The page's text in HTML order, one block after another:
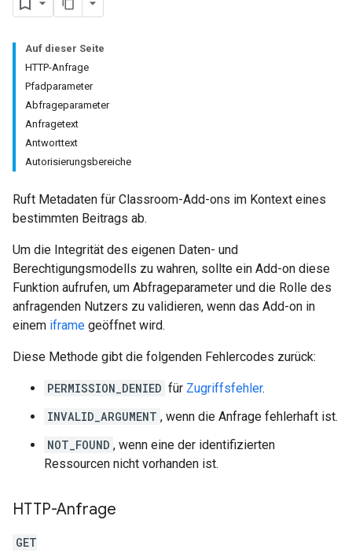
Auf dieser Seite
HTTP-Anfrage
Pfadparameter
Abfrageparameter
Anfragetext
Antworttext
Autorisierungsbereiche
Ruft Metadaten für Classroom-Add-ons im Kontext eines
bestimmten Beitrags ab.
Um die Integrität des eigenen Daten- und
Berechtigungsmodells zu wahren, sollte ein Add-on diese
Funktion aufrufen, um Abfrageparameter und die Rolle des
anfragenden Nutzers zu validieren, wenn das Add-on in
einem iframe geöffnet wird.
Diese Methode gibt die folgenden Fehlercodes zurück:
PERMISSION_DENIED für Zugriffsfehler.
INVALID_ARGUMENT , wenn die Anfrage fehlerhaft ist.
NOT_FOUND , wenn eine der identifizierten
Ressourcen nicht vorhanden ist.
HTTP-Anfrage
GET